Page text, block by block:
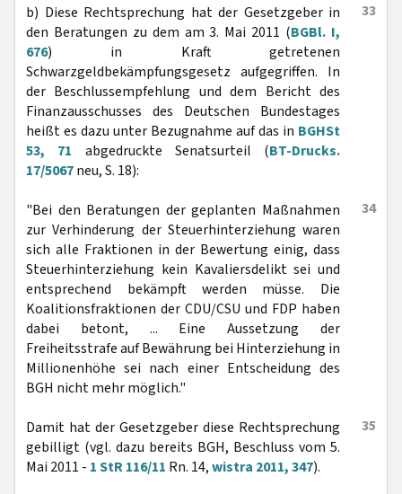
33
b) Diese Rechtsprechung hat der Gesetzgeber in
den Beratungen zu dem am 3. Mai 2011 (BGBl. I,
676) in Kraft getretenen
Schwarzgeldbekämpfungsgesetz aufgegriffen. In
der Beschlussempfehlung und dem Bericht des
Finanzausschusses des Deutschen Bundestages
heißt es dazu unter Bezugnahme auf das in BGHSt
53, 71 abgedruckte Senatsurteil (BT-Drucks.
17/5067neu, S. 18):
34
"Bei den Beratungen der geplanten Maßnahmen
zur Verhinderung der Steuerhinterziehung waren
sich alle Fraktionen in der Bewertung einig, dass
Steuerhinterziehung kein Kavaliersdelikt sei und
entsprechend bekämpft werden müsse. Die
Koalitionsfraktionen der CDU/CSU und FDP haben
dabei betont, ... Eine Aussetzung der
Freiheitsstrafe auf Bewährung bei Hinterziehung in
Millionenhöhe sei nach einer Entscheidung des
BGH nicht mehr möglich."
35
Damit hat der Gesetzgeber diese Rechtsprechung
gebilligt (vgl. dazu bereits BGH, Beschluss vom 5.
Mai 2011 - 1 StR 116/11 Rn. 14,wistra 2011, 347).